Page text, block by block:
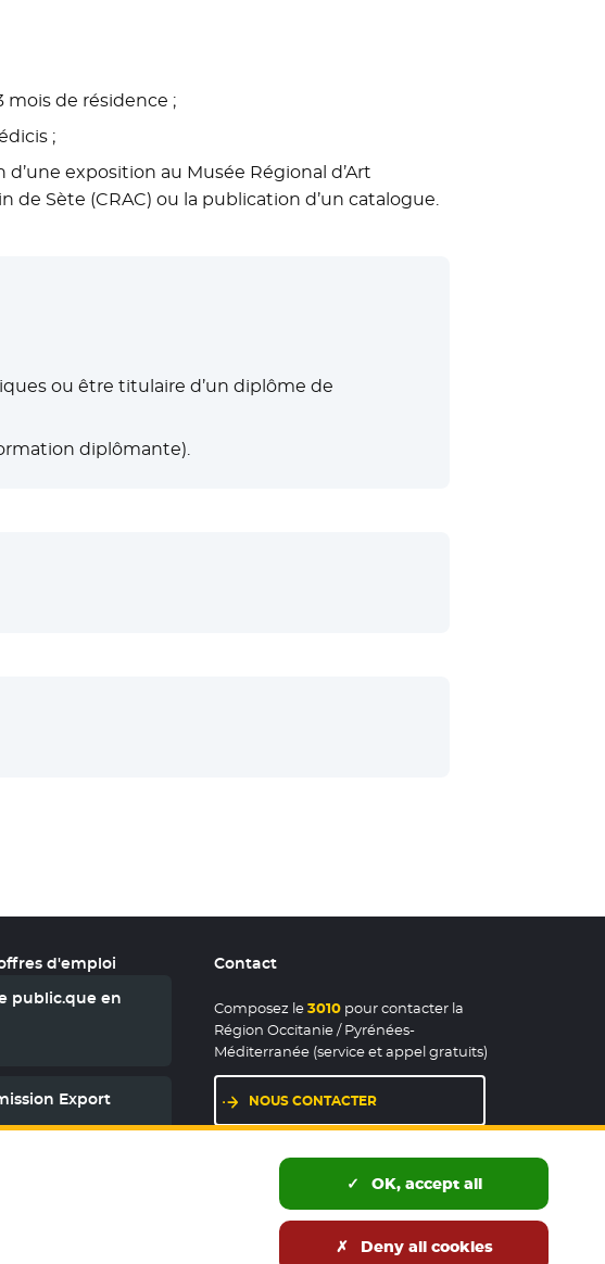
mois de résidence ;
;
d’une exposition au Musée Régional d’Art
de Sète (CRAC) ou la publication d’un catalogue.
ou être titulaire d’un diplôme de
diplômante).
d'emploi
public.que en
Export
Contact
Composez le3010pour contacter la
Région Occitanie / Pyrénées-
Méditerranée (service et appel gratuits)
NOUS CONTACTER
LES MAISONS DE RÉGION
OK, accept all
Deny all cookies